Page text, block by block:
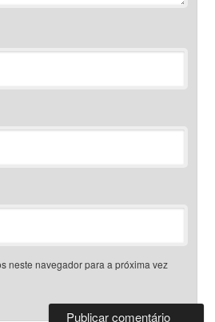
neste navegador para a próxima vez